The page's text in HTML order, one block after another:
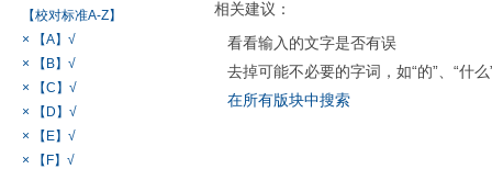
【校对标准A-Z】
× 【A】√
× 【B】√
× 【C】√
× 【D】√
× 【E】√
× 【F】√
相关建议：
看看输入的文字是否有误
去掉可能不必要的字词，如“的”、“什么
在所有版块中搜索